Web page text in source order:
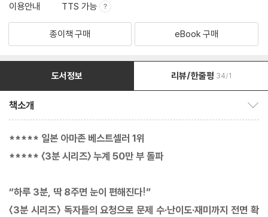
이용안내 TTS 가능
종이책 구매 eBook 구매
도서정보 리뷰/한줄평 34/1
책소개
***** 일본 아마존 베스트셀러 1위
***** 〈3분 시리즈〉 누계 50만 부 돌파
“하루 3분, 딱 8주면 눈이 편해진다!”
〈3분 시리즈〉 독자들의 요청으로 문제 수·난이도·재미까지 전면 확